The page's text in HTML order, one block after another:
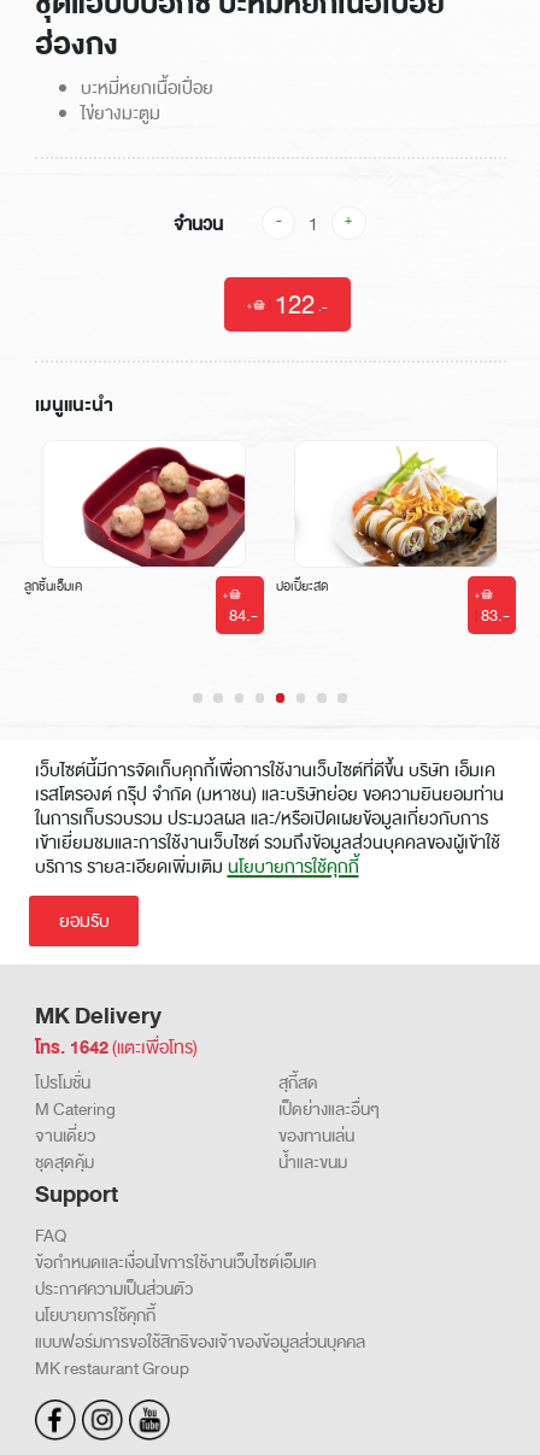
ชุดแฮปปี้บ็อกซ์ บะหมี่หยกเนื้อเปื่อย
ฮ่องกง
บะหมี่หยกเนื้อเปื่อย
ไข่ยางมะตูม
จำนวน
| 122.-
เมนูแนะนำ
เว็บไซต์นี้มีการจัดเก็บคุกกี้เพื่อการใช้งานเว็บไซต์ที่ดีขึ้น บริษัท เอ็มเค
เรสโตรองต์ กรุ๊ป จำกัด (มหาชน) และบริษัทย่อย ขอความยินยอมท่าน
ในการเก็บรวบรวม ประมวลผล และ/หรือเปิดเผยข้อมูลเกี่ยวกับการ
เข้าเยี่ยมชมและการใช้งานเว็บไซต์ รวมถึงข้อมูลส่วนบุคคลของผู้เข้าใช้
บริการ รายละเอียดเพิ่มเติม
MK Delivery
โทร. 1642
โปรโมชั่น
M Catering
จานเดี่ยว
ชุดสุดคุ้ม
สุกี้สด
น้ำและขนม
Support
FAQ
ข้อกำหนดและเงื่อนไขการใช้งานเว็บไซต์เอ็มเค
ประกาศความเป็นส่วนตัว
นโยบายการใช้คุกกี้